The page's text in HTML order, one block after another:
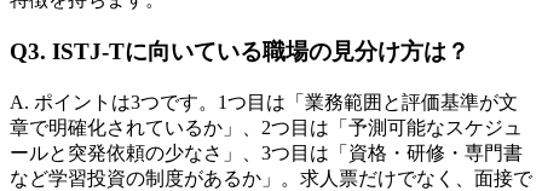
Q3. ISTJ-Tに向いている職場の見分け方は？
A. ポイントは3つです。1つ目は「業務範囲と評価基準が文
章で明確化されているか」、2つ目は「予測可能なスケジュ
ールと突発依頼の少なさ」、3つ目は「資格・研修・専門書
など学習投資の制度があるか」。求人票だけでなく、面接で